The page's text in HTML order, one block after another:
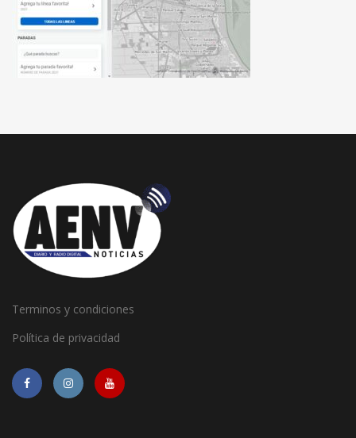
Terminos y condiciones
Política de privacidad